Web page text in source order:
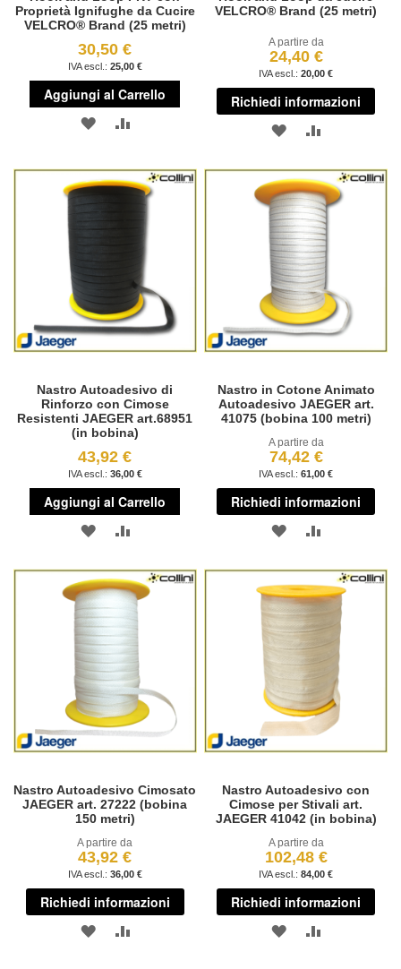
Proprietà Ignifughe da Cucire
VELCRO® Brand (25 metri)
30,50 €
25,00 €
Aggiungi al Carrello
AGGIUNGI
LISTA
AGGIUNGI
CONFRONTO
VELCRO® Brand (25 metri)
A partire da
24,40 €
20,00 €
Richiedi informazioni
AGGIUNGI
LISTA
DESIDERI
Nastro Autoadesivo di
Rinforzo con Cimose
Resistenti JAEGER art.68951
(in bobina)
43,92 €
36,00 €
Aggiungi al Carrello
AGGIUNGI
LISTA
DESIDERI
AGGIUNGI
CONFRONTO
Nastro in Cotone Animato
Autoadesivo JAEGER art.
41075 (bobina 100 metri)
A partire da
74,42 €
61,00 €
Richiedi informazioni
AGGIUNGI
LISTA
DESIDERI
Nastro Autoadesivo Cimosato
JAEGER art. 27222 (bobina
150 metri)
A partire da
43,92 €
36,00 €
Richiedi informazioni
AGGIUNGIAGGIUNGI
Nastro Autoadesivo con
Cimose per Stivali art.
JAEGER 41042 (in bobina)
A partire da
102,48 €
84,00 €
Richiedi informazioni
AGGIUNGI